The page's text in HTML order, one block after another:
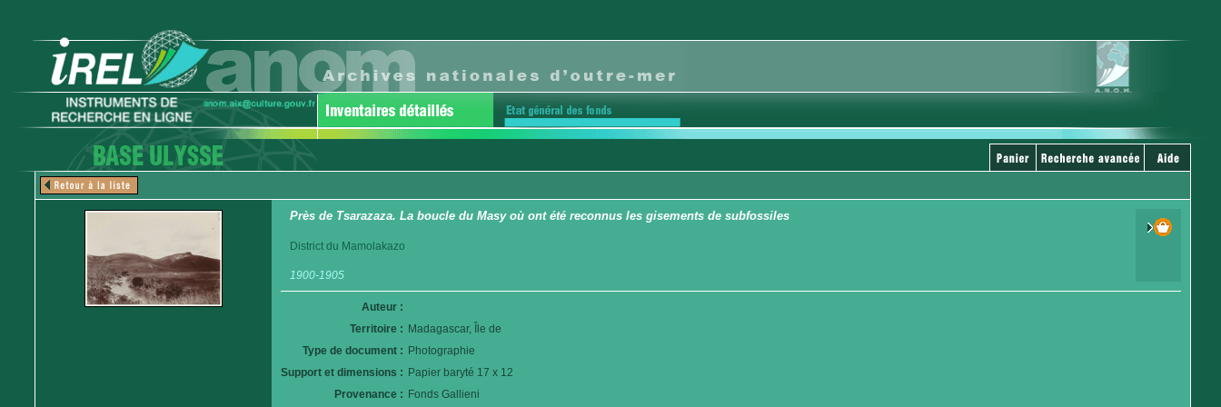
Près de Tsarazaza. La boucle du Masy où ont été reconnus les gisements de subfossiles
District du Mamolakazo
1900-1905
Auteur :
Territoire : Madagascar, Île de
Type de document : Photographie
Support et dimensions : Papier baryté 17 x 12
Provenance : Fonds Gallieni